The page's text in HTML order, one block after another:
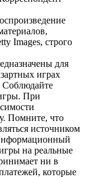
Images, строго
для
играх
Соблюдайте
При
Помните, что
источником
на реальные
ни в
которые